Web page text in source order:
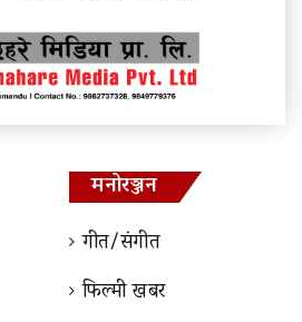
मनोरञ्जन
गीत/संगीत
फिल्मी खबर